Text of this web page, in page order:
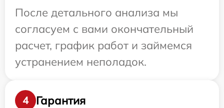
После детального анализа мы
согласуем с вами окончательный
расчет, график работ и займемся
устранением неполадок.
4
Гарантия